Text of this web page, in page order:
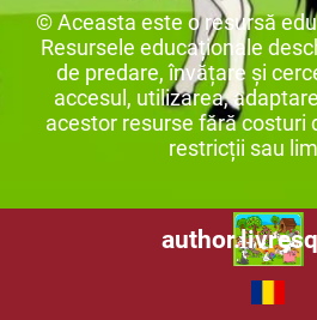
© Aceasta este o resursă
Resursele educaționale
de predare, învățare și
accesul, utilizarea,
acestor resurse fără costuri
restricții sau